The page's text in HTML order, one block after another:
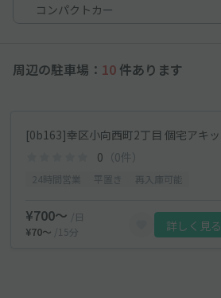
コンパクトカー
周辺の駐車場： 10 件あります
0 （0件）
¥700〜
/日
¥70〜
/15分 詳しく見る